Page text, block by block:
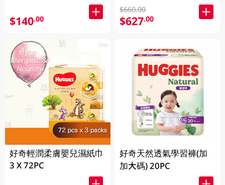
$140.00
好奇輕潤柔膚嬰兒濕紙巾
3 X 72PC
$660.00
$627.00
好奇天然透氣學習褲(加
加大碼) 20PC